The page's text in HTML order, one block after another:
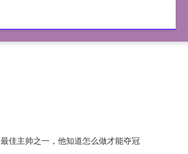
佳主帅之一，他知道怎么做才能夺冠